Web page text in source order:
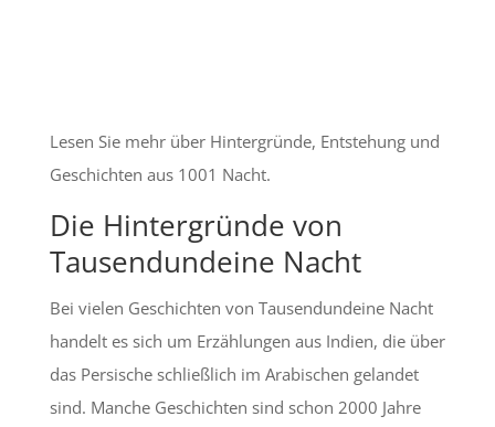
Lesen Sie mehr über Hintergründe, Entstehung und
Geschichten aus 1001 Nacht.
Die Hintergründe von
Tausendundeine Nacht
Bei vielen Geschichten von Tausendundeine Nacht
handelt es sich um Erzählungen aus Indien, die über
das Persische schließlich im Arabischen gelandet
sind. Manche Geschichten sind schon 2000 Jahre